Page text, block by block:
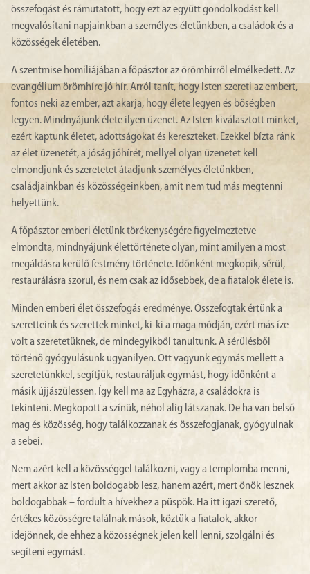
összefogást és rámutatott, hogy ezt az együtt gondolkodást kell
megvalósítani napjainkban a személyes életünkben, a családok és a
közösségek életében.
A szentmise homíliájában a főpásztor az örömhírről elmélkedett. Az
evangélium örömhíre jó hír. Arról tanít, hogy Isten szereti az embert,
fontos neki az ember, azt akarja, hogy élete legyen és bőségben
legyen. Mindnyájunk élete ilyen üzenet. Az Isten kiválasztott minket,
ezért kaptunk életet, adottságokat és kereszteket. Ezekkel bízta ránk
az élet üzenetét, a jóság jóhírét, mellyel olyan üzenetet kell
elmondjunk és szeretetet átadjunk személyes életünkben,
családjainkban és közösségeinkben, amit nem tud más megtenni
helyettünk.
A főpásztor emberi életünk törékenységére figyelmeztetve
elmondta, mindnyájunk élettörténete olyan, mint amilyen a most
megáldásra kerülő festmény története. Időnként megkopik, sérül,
restaurálásra szorul, és nem csak az idősebbek, de a fiatalok élete is.
Minden emberi élet összefogás eredménye. Összefogtak értünk a
szeretteink és szerettek minket, ki-ki a maga módján, ezért más íze
volt a szeretetüknek, de mindegyikből tanultunk. A sérülésből
történő gyógyulásunk ugyanilyen. Ott vagyunk egymás mellett a
szeretetünkkel, segítjük, restauráljuk egymást, hogy időnként a
másik újjászülessen. Így kell ma az Egyházra, a családokra is
tekinteni. Megkopott a színük, néhol alig látszanak. De ha van belső
mag és közösség, hogy találkozzanak és összefogjanak, gyógyulnak
a sebei.
Nem azért kell a közösséggel találkozni, vagy a templomba menni,
mert akkor az Isten boldogabb lesz, hanem azért, mert önök lesznek
boldogabbak – fordult a hívekhez a püspök. Ha itt igazi szerető,
értékes közösségre találnak mások, köztük a fiatalok, akkor
idejönnek, de ehhez a közösségnek jelen kell lenni, szolgálni és
segíteni egymást.